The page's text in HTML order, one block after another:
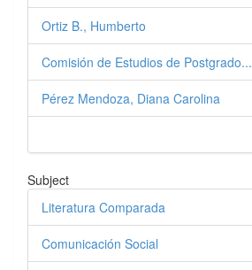
Ortiz B., Humberto
Comisión de Estudios de Postgrado...
Pérez Mendoza, Diana Carolina
Subject
Literatura Comparada
Comunicación Social